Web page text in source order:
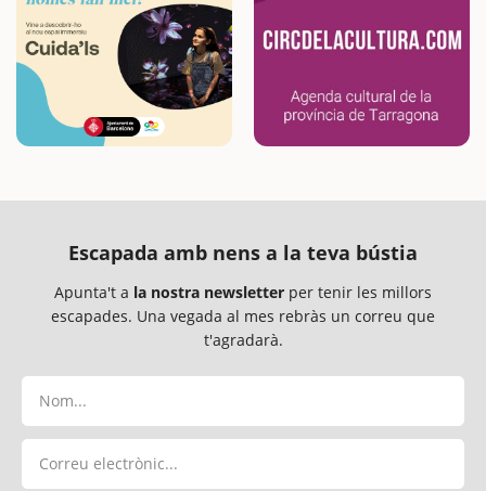
Escapada amb nens a la teva bústia
Apunta't a la nostra newsletter per tenir les millors
escapades. Una vegada al mes rebràs un correu que
t'agradarà.